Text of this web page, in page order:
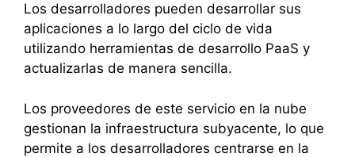
Los desarrolladores pueden desarrollar sus
aplicaciones a lo largo del ciclo de vida
utilizando herramientas de desarrollo PaaS y
actualizarlas de manera sencilla.
Los proveedores de este servicio en la nube
gestionan la infraestructura subyacente, lo que
permite a los desarrolladores centrarse en la